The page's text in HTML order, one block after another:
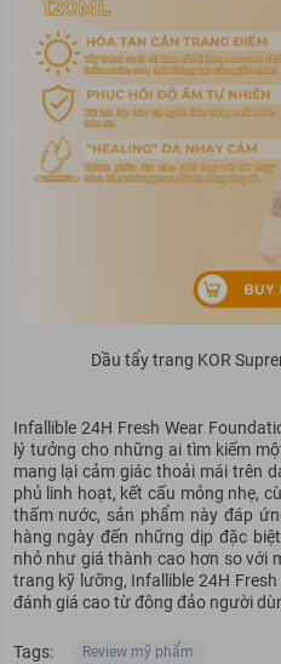
Dầu tẩy trang KOR
Infallible 24H Fresh Wear
lý tưởng cho những ai tìm kiếm
mang lại cảm giác thoải mái trên
phủ linh hoạt, kết cấu mỏng nhẹ,
thấm nước, sản phẩm này đáp
hàng ngày đến những dịp đặc
nhỏ như giá thành cao hơn so với
trang kỹ lưỡng, Infallible 24H
đánh giá cao từ đông đảo người
Tags: Review mỹ phẩm